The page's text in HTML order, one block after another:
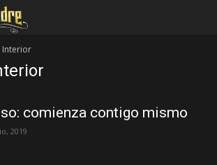
Interior
comienza contigo mismo
2019